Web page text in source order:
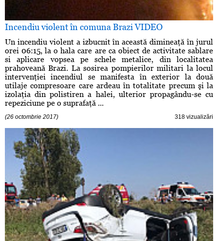
Incendiu violent în comuna Brazi VIDEO
Un incendiu violent a izbucnit în această dimineaţă în jurul
orei 06:15, la o hala care are ca obiect de activitate sablare
si aplicare vopsea pe schele metalice, din localitatea
prahoveană Brazi. La sosirea pompierilor militari la locul
intervenţiei incendiul se manifesta în exterior la două
utilaje compresoare care ardeau în totalitate precum şi la
izolaţia din polistiren a halei, ulterior propagându-se cu
repeziciune pe o suprafaţă ...
(26 octombrie 2017) 318 vizualizări